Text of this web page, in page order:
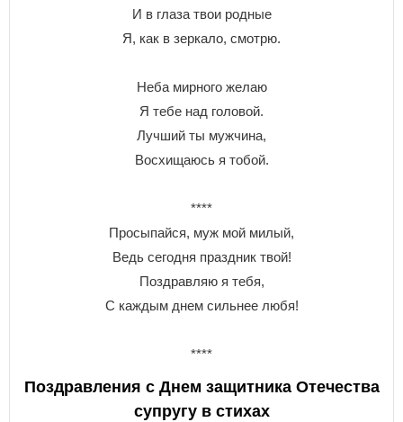
И в глаза твои родные
Я, как в зеркало, смотрю.
Неба мирного желаю
Я тебе над головой.
Лучший ты мужчина,
Восхищаюсь я тобой.
****
Просыпайся, муж мой милый,
Ведь сегодня праздник твой!
Поздравляю я тебя,
С каждым днем сильнее любя!
****
Поздравления с Днем защитника Отечества
супругу в стихах